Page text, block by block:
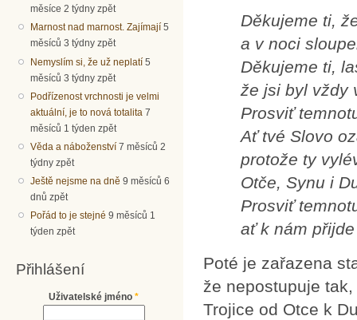
měsíce 2 týdny zpět
Marnost nad marnost. Zajímají 5
měsíců 3 týdny zpět
Nemyslím si, že už neplatí 5
měsíců 3 týdny zpět
Podřízenost vrchnosti je velmi
aktuální, je to nová totalita 7
měsíců 1 týden zpět
Věda a náboženství 7 měsíců 2
týdny zpět
Ještě nejsme na dně 9 měsíců 6
dnů zpět
Pořád to je stejné 9 měsíců 1
týden zpět
Přihlášení
Uživatelské jméno *
Děkujeme ti,
a v noci
Děkujeme ti,
že jsi byl vždy
Prosviť
Ať tvé Slovo
protože ty
Otče, Synu i
Prosviť
ať k nám
Poté je zařazena
že nepostupuje
Trojice od Otce k